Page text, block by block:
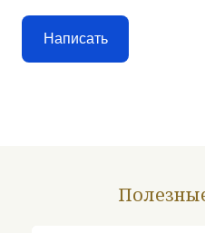
Написать